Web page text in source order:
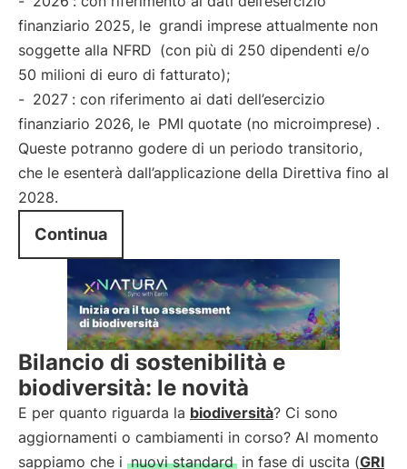
finanziario 2025, le grandi imprese attualmente non
soggette alla NFRD (con più di 250 dipendenti e/o
50 milioni di euro di fatturato);
- 2027 : con riferimento ai dati dell’esercizio
finanziario 2026, le PMI quotate (no microimprese) .
Queste potranno godere di un periodo transitorio,
che le esenterà dall’applicazione della Direttiva fino al
2028.
Continua
Bilancio di sostenibilità e
biodiversità: le novità
E per quanto riguarda la biodiversità? Ci sono
aggiornamenti o cambiamenti in corso? Al momento
sappiamo che i nuovi standard in fase di uscita (GRI